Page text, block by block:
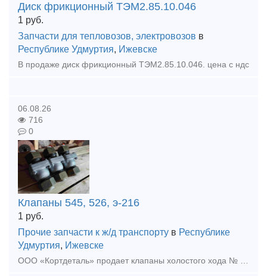
Диск фрикционный ТЭМ2.85.10.046
1 руб.
Запчасти для тепловозов, электровозов в
Республике Удмуртия, Ижевске
В продаже диск фрикционный ТЭМ2.85.10.046. цена с ндс
06.08.26
716
0
Клапаны 545, 526, э-216
1 руб.
Прочие запчасти к ж/д транспорту в Республике
Удмуртия, Ижевске
ООО «Кортдеталь» продает клапаны холостого хода № 545 (545.000), Клапаны предохранительные Э-216 (2-2), клапаны обратные №526. Свежий год выпуска. Цена с НДС. Организуем доставку из Ижевска.